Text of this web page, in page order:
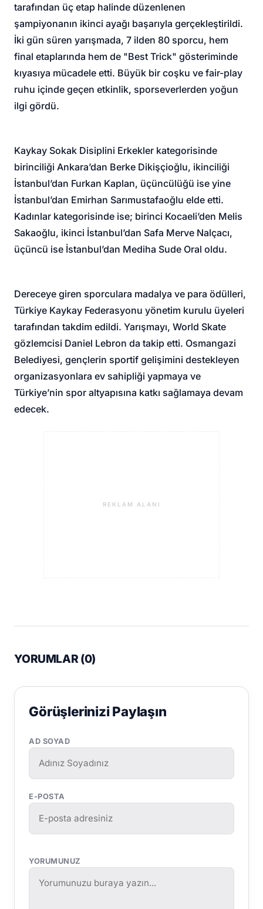
tarafından üç etap halinde düzenlenen
şampiyonanın ikinci ayağı başarıyla gerçekleştirildi.
İki gün süren yarışmada, 7 ilden 80 sporcu, hem
final etaplarında hem de "Best Trick" gösteriminde
kıyasıya mücadele etti. Büyük bir coşku ve fair-play
ruhu içinde geçen etkinlik, sporseverlerden yoğun
ilgi gördü.
Kaykay Sokak Disiplini Erkekler kategorisinde
birinciliği Ankara’dan Berke Dikişçioğlu, ikinciliği
İstanbul’dan Furkan Kaplan, üçüncülüğü ise yine
İstanbul’dan Emirhan Sarımustafaoğlu elde etti.
Kadınlar kategorisinde ise; birinci Kocaeli’den Melis
Sakaoğlu, ikinci İstanbul’dan Safa Merve Nalçacı,
üçüncü ise İstanbul’dan Mediha Sude Oral oldu.
Dereceye giren sporculara madalya ve para ödülleri,
Türkiye Kaykay Federasyonu yönetim kurulu üyeleri
tarafından takdim edildi. Yarışmayı, World Skate
gözlemcisi Daniel Lebron da takip etti. Osmangazi
Belediyesi, gençlerin sportif gelişimini destekleyen
organizasyonlara ev sahipliği yapmaya ve
Türkiye’nin spor altyapısına katkı sağlamaya devam
edecek.
REKLAM ALANI
YORUMLAR (0)
Görüşlerinizi Paylaşın
AD SOYAD
E-POSTA
YORUMUNUZ